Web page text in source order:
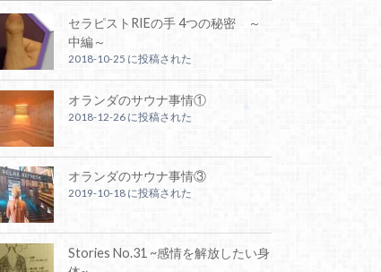
セラピストRIEの手 4つの秘密 ～
中編～
2018-10-25 に投稿された
オランダのサウナ事情①
2018-12-26 に投稿された
オランダのサウナ事情③
2019-10-18 に投稿された
Stories No.31 ~感情を解放したい身